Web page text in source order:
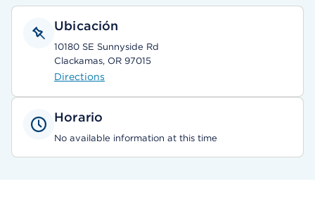
Ubicación
10180 SE Sunnyside Rd
Clackamas, OR 97015
Directions
Horario
No available information at this time